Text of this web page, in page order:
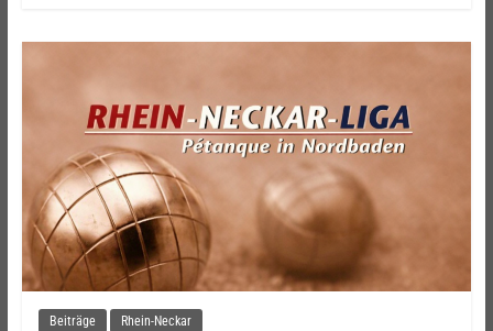
Beiträge Rhein-Neckar